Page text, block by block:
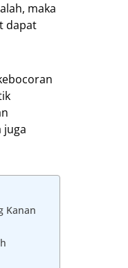
maka
dapat
juga
Kanan